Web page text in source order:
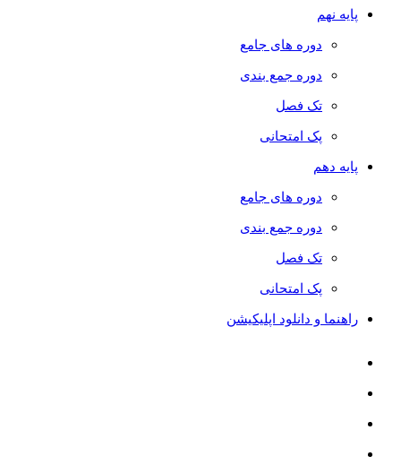
پایه نهم
دوره های جامع
دوره جمع بندی
تک فصل
پک امتحانی
پایه دهم
دوره های جامع
دوره جمع بندی
تک فصل
پک امتحانی
راهنما و دانلود اپلیکیشن